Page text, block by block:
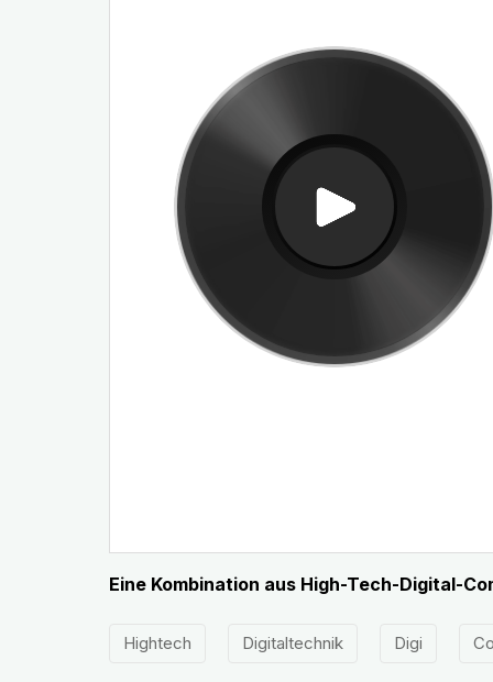
Eine Kombination aus High-Tech-Digital-
Hightech Digitaltechnik Digi